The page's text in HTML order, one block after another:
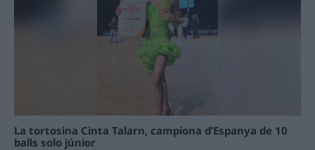
La tortosina Cinta Talarn, campiona d’Espanya de 10
balls solo júnior